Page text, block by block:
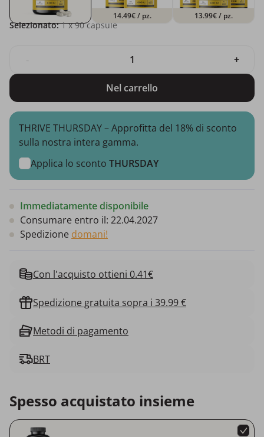
14.49€/ pz. 13.99€/ pz.
Selezionato: 1x 90 capsule
+
Nel carrello
THRIVE THURSDAY – Approfitta del 18% di sconto
sulla nostra intera gamma.
Applica lo sconto THURSDAY
Immediatamente disponibile
Consumare entro il: 22.04.2027
Spedizione domani!
Con l'acquisto ottieni 0.41€
Spedizione gratuita sopra i 39.99 €
Metodi di pagamento
BRT
Spesso acquistato insieme